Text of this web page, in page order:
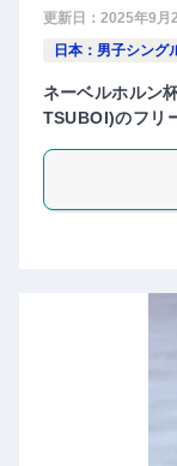
更新日： 2025年9月
日本：男子シング
ネーベルホルン
TSUBOI)のフリ